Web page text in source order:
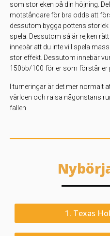
som storleken på din höjning.
motståndare för bra odds att
dessutom bygga pottens storlek
spela. Dessutom så är rejken
innebär att du inte vill spela
stor effekt. Dessutom innebär
150bb/100 för er som förstår er
I turneringar är det mer normalt
världen och raisa någonstans
fallen.
1. Texas